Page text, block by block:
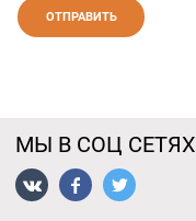
МЫ В СОЦ СЕТЯХ